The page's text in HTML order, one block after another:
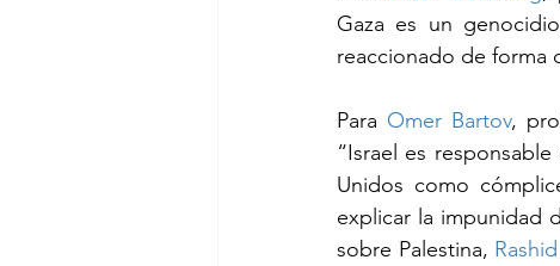
Gaza es un
reaccionado de forma
Para Omer Bartov,
“Israel es
Unidos como
explicar la impunidad
sobre Palestina,